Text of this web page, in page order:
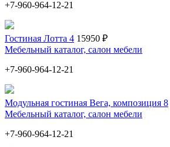
+7-960-964-12-21
Гостиная Лотта 4 15950 ₽
Мебельный каталог, салон мебели
+7-960-964-12-21
Модульная гостиная Вега, композиция 8
Мебельный каталог, салон мебели
+7-960-964-12-21